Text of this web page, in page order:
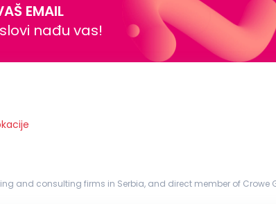
EMAIL
nađu vas!
and consulting firms in Serbia, and direct member of